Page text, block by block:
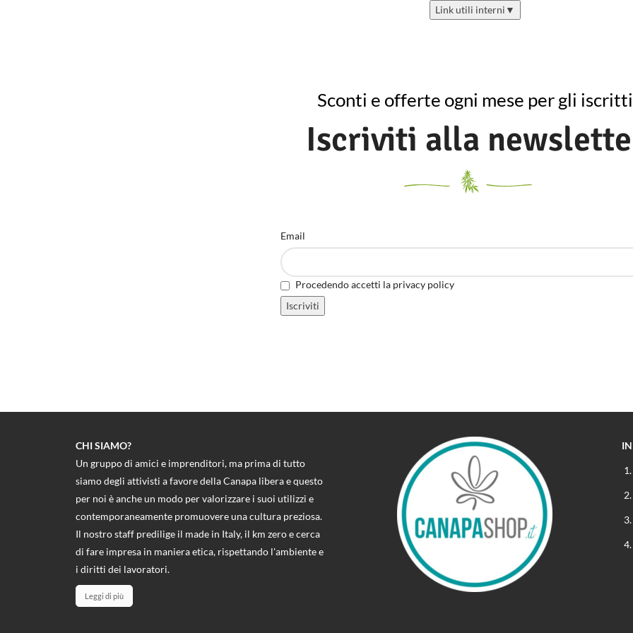
Link utili interni ▼
Sconti e offerte ogni mese per gli iscritti
Iscriviti alla
Email
Procedendo accetti la privacy policy
CHI SIAMO?
Un gruppo di amici e imprenditori, ma prima di tutto
siamo degli attivisti a favore della Canapa libera e questo
per noi è anche un modo per valorizzare i suoi utilizzi e
contemporaneamente promuovere una cultura preziosa.
Il nostro staff predilige il made in Italy, il km zero e cerca
di fare impresa in maniera etica, rispettando l'ambiente e
i diritti dei lavoratori.
Leggi di più